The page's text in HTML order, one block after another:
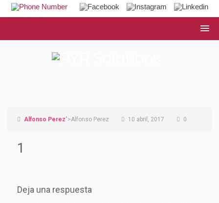
Alfonso Perez">Alfonso Perez 10 abril, 2017 0
1
Deja una respuesta